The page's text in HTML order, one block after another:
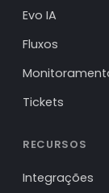
Evo IA
Fluxos
Tickets
RECURSOS
Integrações